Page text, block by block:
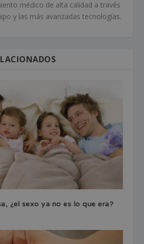
médico de alta calidad a través
y las más avanzadas tecnologías.
¿el sexo ya no es lo que era?